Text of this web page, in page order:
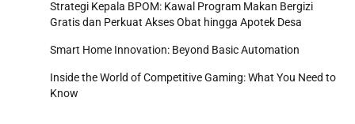
Strategi Kepala BPOM: Kawal Program Makan Bergizi
Gratis dan Perkuat Akses Obat hingga Apotek Desa
Smart Home Innovation: Beyond Basic Automation
Inside the World of Competitive Gaming: What You Need to
Know